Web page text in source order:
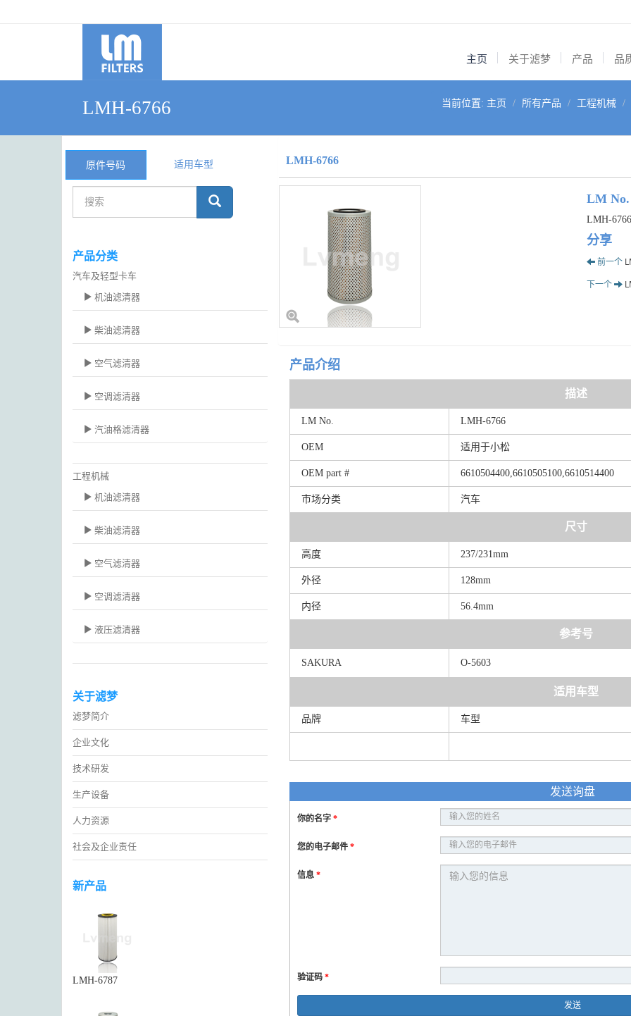
主页 关于滤梦 产品 品
LMH-6766 当前位置: 主页 所有产品 工程机械
原件号码 适用车型
产品分类
汽车及轻型卡车
机油滤清器
柴油滤清器
空气滤清器
空调滤清器
汽油格滤清器
工程机械
机油滤清器
柴油滤清器
空气滤清器
空调滤清器
液压滤清器
关于滤梦
滤梦简介
企业文化
技术研发
生产设备
人力资源
社会及企业责任
新产品
LMH-6787
LMH-6766
LM No.
LMH-6766
分享
前一个
下一个
产品介绍
描述
LM No. LMH-6766
OEM 适用于小松
OEM part # 6610504400,6610505100,6610514400
市场分类 汽车
尺寸
高度 237/231mm
外径 128mm
内径 56.4mm
参考号
SAKURA O-5603
适用车型
品牌 车型
发送询盘
你的名字 *
您的电子邮件 *
信息 *
验证码 *
发送